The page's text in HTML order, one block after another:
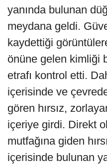
yanında bulunan
meydana geldi.
kaydettiği
önüne gelen kimliği
etrafı kontrol etti.
içerisinde ve
gören hırsız,
içeriye girdi. Direkt
mutfağına giden
içerisinde bulunan